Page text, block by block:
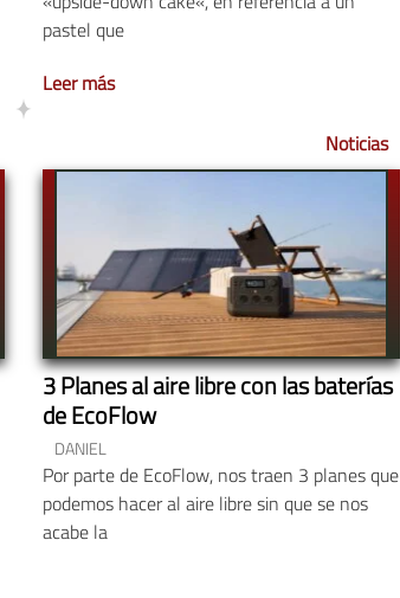
pastel que
Leer más
Noticias
3 Planes al aire libre con las baterías
de EcoFlow
DANIEL
Por parte de EcoFlow, nos traen 3 planes que
podemos hacer al aire libre sin que se nos
acabe la